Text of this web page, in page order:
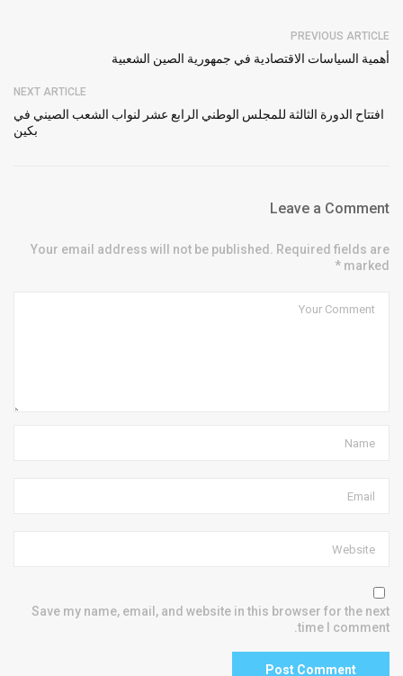
PREVIOUS ARTICLE
أهمية السياسات الاقتصادية في جمهورية الصين الشعبية
NEXT ARTICLE
افتتاح الدورة الثالثة للمجلس الوطني الرابع عشر لنواب الشعب الصيني في
بكين
Leave a Comment
Your email address will not be published. Required fields are
marked *
Save my name, email, and website in this browser for the next
time I comment.